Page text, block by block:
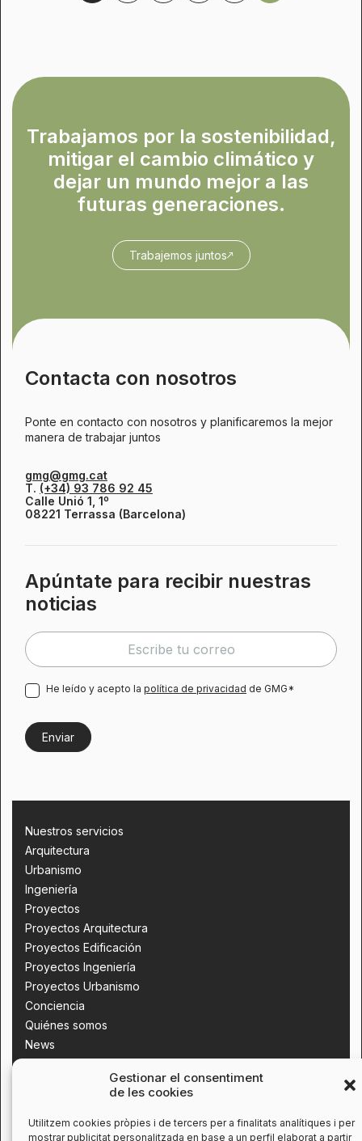
Gestionar el consentiment
de les cookies
Utilitzem cookies pròpies i de tercers per a finalitats analítiques i per
mostrar publicitat personalitzada en base a un perfil elaborat a partir
Trabajamos por la sostenibilidad,
mitigar el cambio climático y
dejar un mundo mejor a las
futuras generaciones.
Trabajemos juntos
Contacta con nosotros
Ponte en contacto con nosotros y planificaremos la mejor
manera de trabajar juntos
gmg@gmg.cat
T. (+34) 93 786 92 45
Calle Unió 1, 1º
08221 Terrassa (Barcelona)
Apúntate para recibir nuestras
noticias
He leído y acepto la política de privacidad de GMG*
Nuestros servicios
Arquitectura
Urbanismo
Ingeniería
Proyectos
Proyectos Arquitectura
Proyectos Edificación
Proyectos Ingeniería
Proyectos Urbanismo
Conciencia
Quiénes somos
News